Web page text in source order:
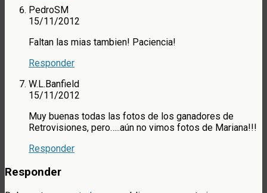
PedroSM
15/11/2012
Faltan las mias tambien! Paciencia!
Responder
W.L.Banfield
15/11/2012
Muy buenas todas las fotos de los ganadores de
Retrovisiones, pero…..aún no vimos fotos de Mariana!!!
Responder
Responder